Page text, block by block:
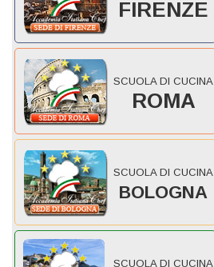
FIRENZE
SCUOLA DI CUCINA
ROMA
SCUOLA DI CUCINA
BOLOGNA
SCUOLA DI CUCINA